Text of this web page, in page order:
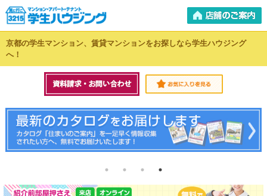
京都の学生マンション、賃貸マンションをお探しなら学生ハウジング
へ！